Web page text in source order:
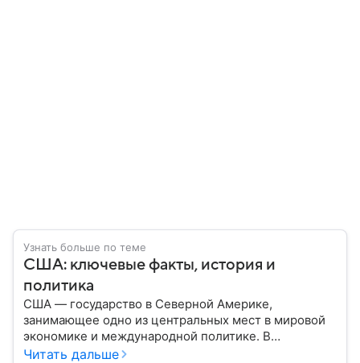
Узнать больше по теме
США: ключевые факты, история и
политика
США — государство в Северной Америке,
занимающее одно из центральных мест в мировой
экономике и международной политике. В
материале — основные сведения об этой стране.
Читать дальше